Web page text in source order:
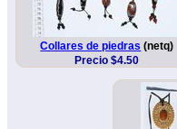
Collares de piedras (netq)
Precio $4.50